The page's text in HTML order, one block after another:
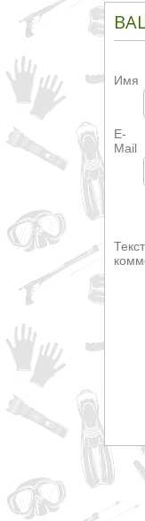
Имя
E-
Mail
Текст